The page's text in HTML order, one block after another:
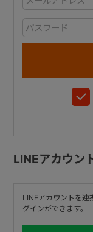
LINEアカウン
LINEアカウントを連
グインができます。